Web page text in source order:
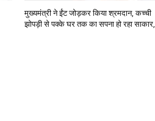
मुख्यमंत्री ने ईंट जोड़कर किया श्रमदान, कच्ची
झोपड़ी से पक्के घर तक का सपना हो रहा साकार,